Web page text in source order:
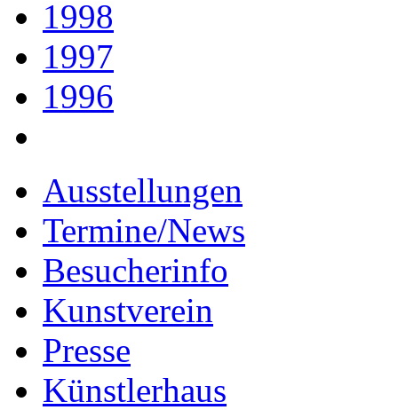
1998
1997
1996
Ausstellungen
Termine/News
Besucherinfo
Kunstverein
Presse
Künstlerhaus